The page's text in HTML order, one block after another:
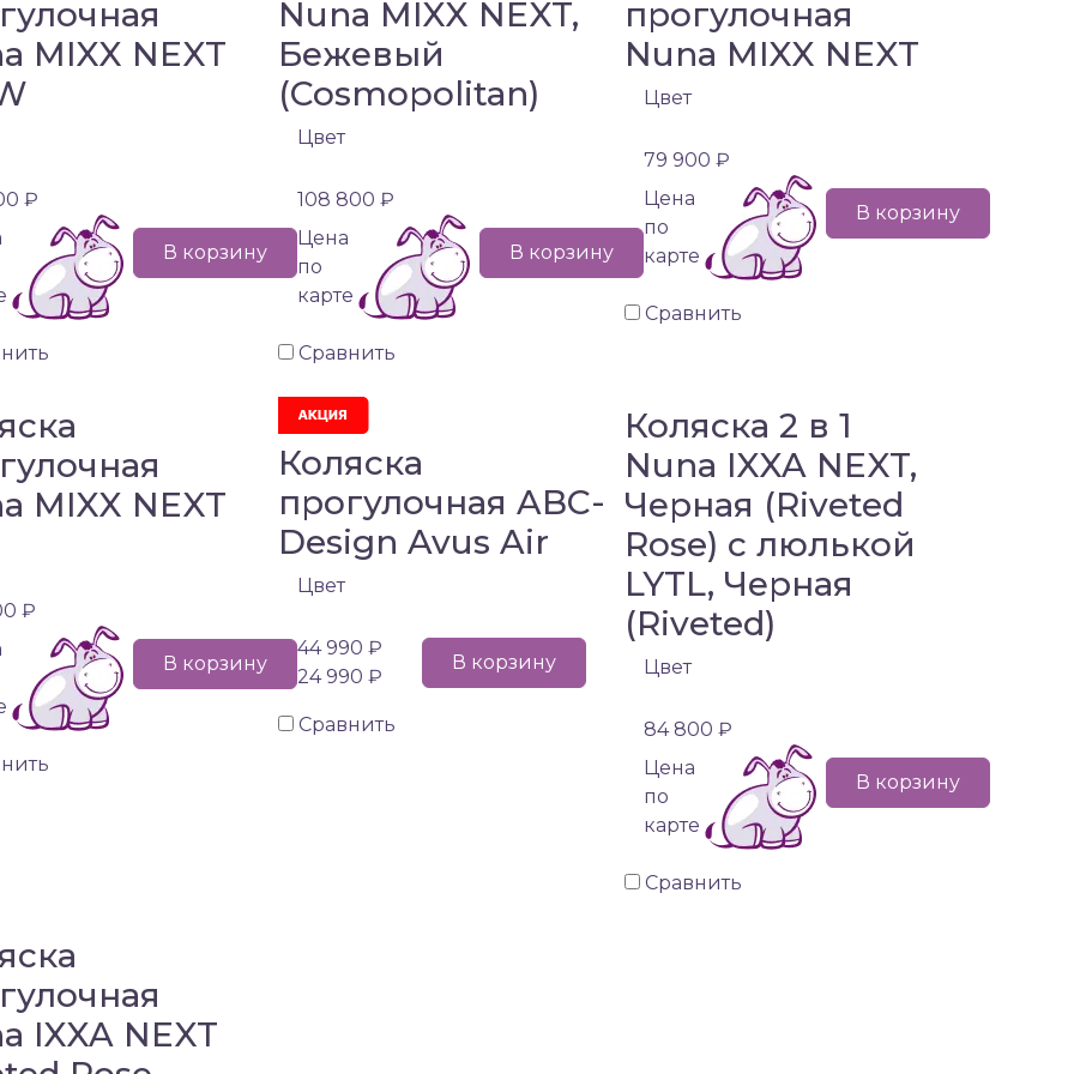
MIXX NEXT
₽
В корзину
Nuna MIXX NEXT,
Бежевый
(Cosmopolitan)
Цвет
108 800 ₽
Цена
по
карте
В корзину
Сравнить
прогулочная
Nuna MIXX NEXT
Цвет
79 900 ₽
Цена
по
карте
В корзину
Сравнить
MIXX NEXT
₽
В корзину
Коляска
прогулочная ABC-
Design Avus Air
Цвет
44 990 ₽
24 990 ₽
В корзину
Сравнить
Коляска 2 в 1
Nuna IXXA NEXT,
Черная (Riveted
Rose) с люлькой
LYTL, Черная
(Riveted)
Цвет
84 800 ₽
Цена
по
карте
В корзину
Сравнить
IXXA NEXT